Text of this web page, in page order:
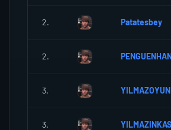
2. Patatesbey
2.
3.
3.